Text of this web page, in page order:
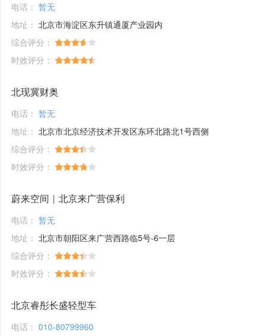
电话： 暂无
地址： 北京市海淀区东升镇通厦产业园内
综合评分：
时效评分：
北现冀财奥
电话： 暂无
地址： 北京市北京经济技术开发区东环北路北1号西侧
综合评分：
时效评分：
蔚来空间｜北京来广营保利
电话： 暂无
地址： 北京市朝阳区来广营西路临5号-6一层
综合评分：
时效评分：
北京睿彤长盛轻型车
电话： 010-80799960